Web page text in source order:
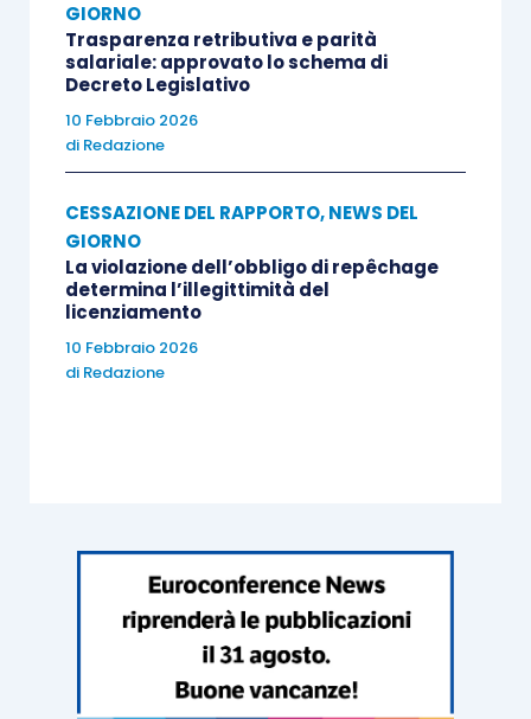
GIORNO
Trasparenza retributiva e parità
salariale: approvato lo schema di
Decreto Legislativo
10 Febbraio 2026
di Redazione
CESSAZIONE DEL RAPPORTO,NEWS DEL
GIORNO
La violazione dell’obbligo di repêchage
determina l’illegittimità del
licenziamento
10 Febbraio 2026
di Redazione